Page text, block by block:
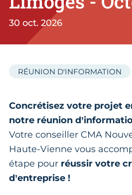
30 oct. 2026
RÉUNION D'INFORMATION
Concrétisez votre projet
notre réunion
Votre conseiller CMA
Haute-Vienne vous
étape pour réussir votre
d’entreprise !